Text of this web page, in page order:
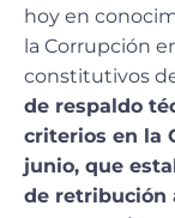
hoy en
la Corrupción
constitutivos
de respaldo
criterios en la
junio, que
de retribución